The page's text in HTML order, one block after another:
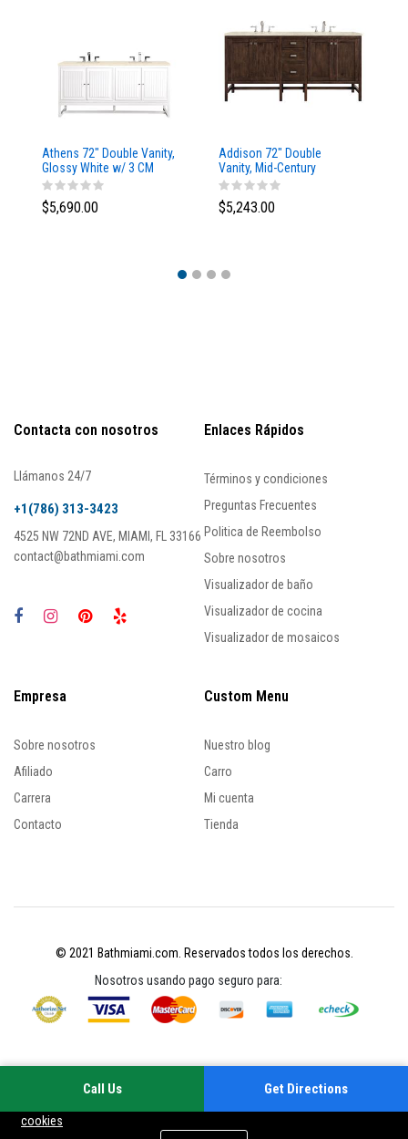
Athens 72" Double Vanity,
Glossy White w/ 3 CM
Eternal Marfil Top
$5,690.00
Addison 72" Double
Vanity, Mid-Century
Acacia, w/ 3 CM Tajnar
Eclos Top
$5,243.00
Contacta con nosotros
Llámanos 24/7
+1(786) 313-3423
4525 NW 72ND AVE, MIAMI, FL 33166
contact@bathmiami.com
Enlaces Rápidos
Términos y condiciones
Preguntas Frecuentes
Politica de Reembolso
Sobre nosotros
Visualizador de baño
Visualizador de cocina
Visualizador de mosaicos
Empresa
Sobre nosotros
Afiliado
Carrera
Contacto
Custom Menu
Nuestro blog
Carro
Mi cuenta
Tienda
© 2021 Bathmiami.com. Reservados todos los derechos.
Nosotros usando pago seguro para:
cookies
Call Us Get Directions